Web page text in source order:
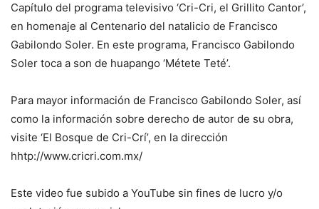
Capítulo del programa televisivo ‘Cri-Cri, el Grillito Cantor’,
en homenaje al Centenario del natalicio de Francisco
Gabilondo Soler. En este programa, Francisco Gabilondo
Soler toca a son de huapango ‘Métete Teté’.
Para mayor información de Francisco Gabilondo Soler, así
como la información sobre derecho de autor de su obra,
visite ‘El Bosque de Cri-Crí’, en la dirección
hhtp://www.cricri.com.mx/
Este video fue subido a YouTube sin fines de lucro y/o